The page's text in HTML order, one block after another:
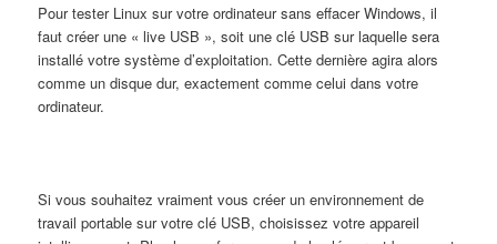
Pour tester Linux sur votre ordinateur sans effacer Windows, il
faut créer une « live USB », soit une clé USB sur laquelle sera
installé votre système d’exploitation. Cette dernière agira alors
comme un disque dur, exactement comme celui dans votre
ordinateur.
Si vous souhaitez vraiment vous créer un environnement de
travail portable sur votre clé USB, choisissez votre appareil